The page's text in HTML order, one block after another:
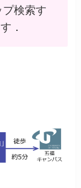
検索す
．